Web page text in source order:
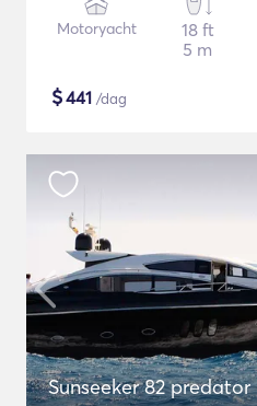
Motoryacht
18 ft
5 m
$441 /dag
Sunseeker 82 predator